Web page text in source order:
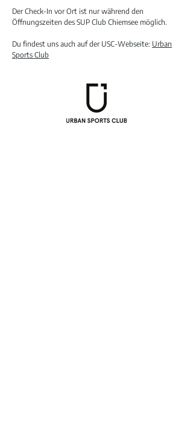
Der Check-In vor Ort ist nur während den
Öffnungszeiten des SUP Club Chiemsee möglich.
Du findest uns auch auf der USC-Webseite: Urban
Sports Club